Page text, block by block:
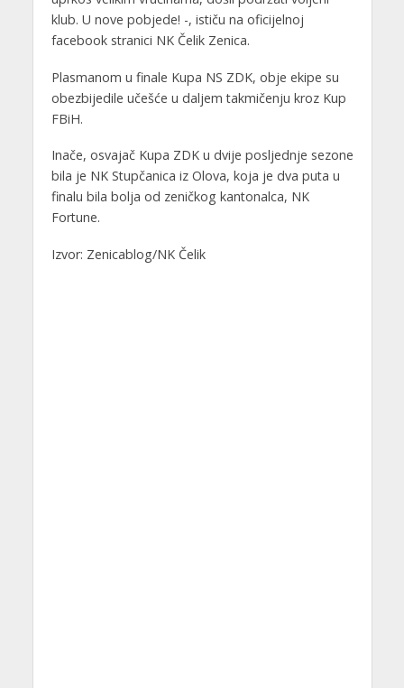
klub. U nove pobjede! -, ističu na oficijelnoj
facebook stranici NK Čelik Zenica.
Plasmanom u finale Kupa NS ZDK, obje ekipe su
obezbijedile učešće u daljem takmičenju kroz Kup
FBiH.
Inače, osvajač Kupa ZDK u dvije posljednje sezone
bila je NK Stupčanica iz Olova, koja je dva puta u
finalu bila bolja od zeničkog kantonalca, NK
Fortune.
Izvor: Zenicablog/NK Čelik